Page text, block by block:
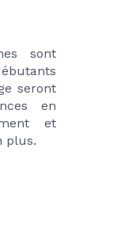
sont
seront
en
et
plus.